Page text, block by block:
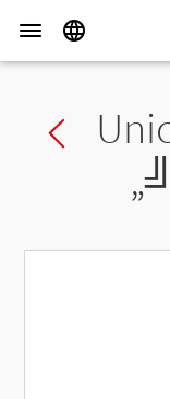
Previous
„╝